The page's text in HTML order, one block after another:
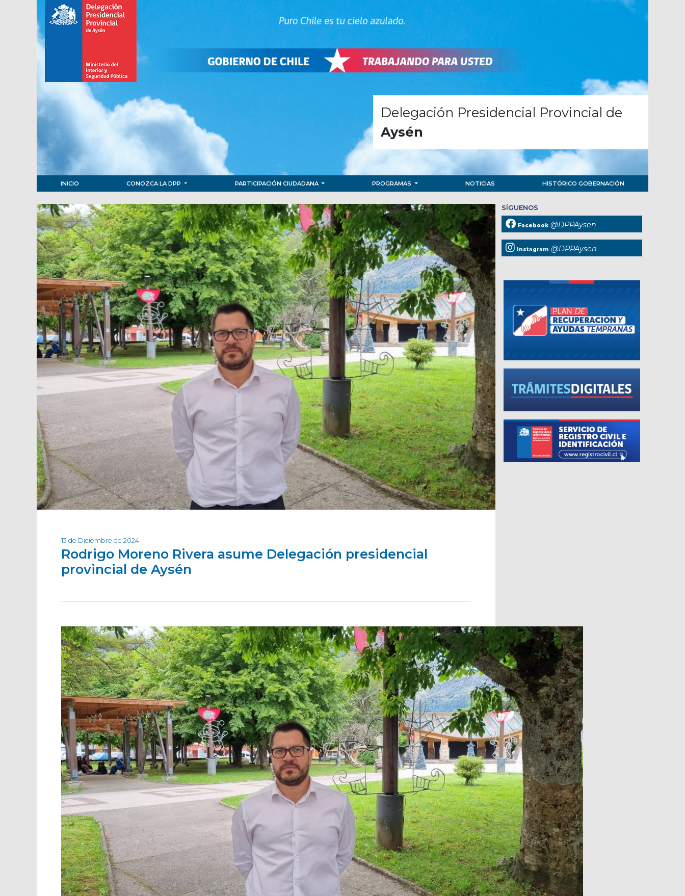
Delegación Presidencial Provincial de
Aysén
INICIO CONOZCA LA DPP PARTICIPACIÓN CIUDADANA PROGRAMAS NOTICIAS HISTÓRICO GOBERNACIÓN
13 de Diciembre de 2024
Rodrigo Moreno Rivera asume Delegación presidencial
provincial de Aysén
SÍGUENOS
Facebook @DPPAysen
Instagram @DPPAysen